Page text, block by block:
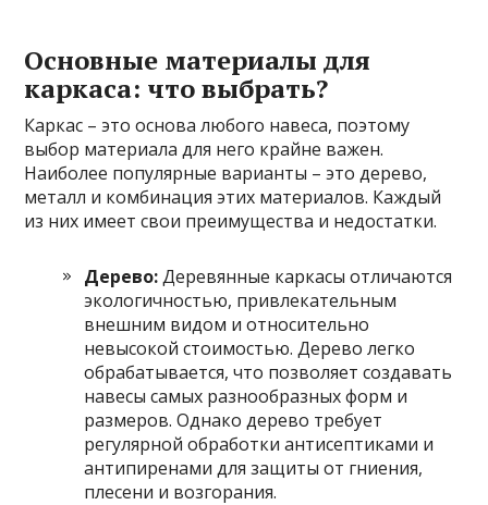
Основные материалы для
каркаса: что выбрать?
Каркас – это основа любого навеса, поэтому
выбор материала для него крайне важен.
Наиболее популярные варианты – это дерево,
металл и комбинация этих материалов. Каждый
из них имеет свои преимущества и недостатки.
Дерево:Деревянные каркасы отличаются
экологичностью, привлекательным
внешним видом и относительно
невысокой стоимостью. Дерево легко
обрабатывается, что позволяет создавать
навесы самых разнообразных форм и
размеров. Однако дерево требует
регулярной обработки антисептиками и
антипиренами для защиты от гниения,
плесени и возгорания.